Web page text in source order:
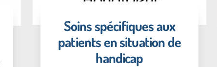
Soins spécifiques aux
patients en situation de
handicap